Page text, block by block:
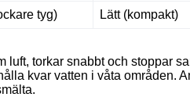
tyg) Lätt (kompakt)
luft, torkar snabbt och stoppar
kvar vatten i våta områden.